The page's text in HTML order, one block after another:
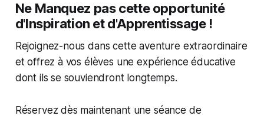
Ne Manquez pas cette opportunité
d'Inspiration et d'Apprentissage !
Rejoignez-nous dans cette aventure extraordinaire
et offrez à vos élèves une expérience éducative
dont ils se souviendront longtemps.
Réservez dès maintenant une séance de